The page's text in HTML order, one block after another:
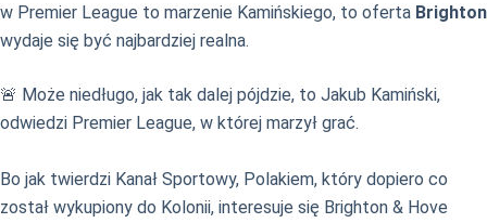
w Premier League to marzenie Kamińskiego, to oferta Brighton
wydaje się być najbardziej realna.
🚨 Może niedługo, jak tak dalej pójdzie, to Jakub Kamiński,
odwiedzi Premier League, w której marzył grać.
Bo jak twierdzi Kanał Sportowy, Polakiem, który dopiero co
został wykupiony do Kolonii, interesuje się Brighton & Hove